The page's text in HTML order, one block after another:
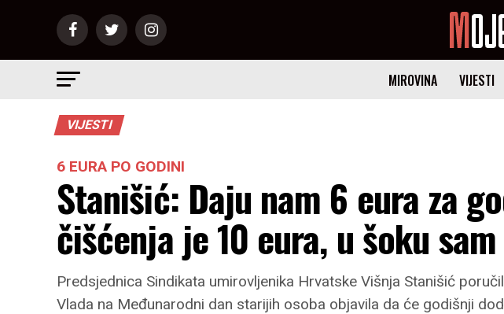
MIROVINA VIJESTI
VIJESTI
6 EURA PO GODINI
Stanišić: Daju nam 6 eura za
čišćenja je 10 eura, u šoku sam
Predsjednica Sindikata umirovljenika Hrvatske Višnja Stanišić
Vlada na Međunarodni dan starijih osoba objavila da će godišnji